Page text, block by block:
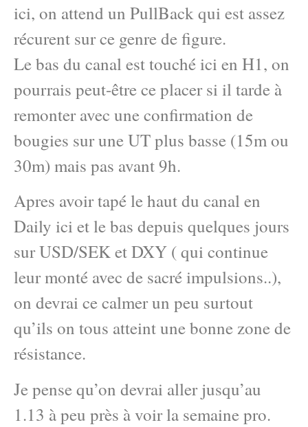
ici, on attend un PullBack qui est assez
récurent sur ce genre de figure.
Le bas du canal est touché ici en H1, on
pourrais peut-être ce placer si il tarde à
remonter avec une confirmation de
bougies sur une UT plus basse (15m ou
30m) mais pas avant 9h.
Apres avoir tapé le haut du canal en
Daily ici et le bas depuis quelques jours
sur USD/SEK et DXY ( qui continue
leur monté avec de sacré impulsions..),
on devrai ce calmer un peu surtout
qu’ils on tous atteint une bonne zone de
résistance.
Je pense qu’on devrai aller jusqu’au
1.13 à peu près à voir la semaine pro.